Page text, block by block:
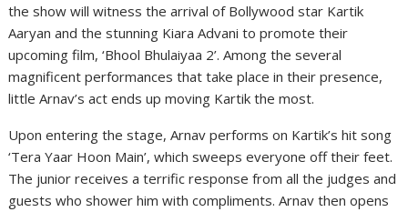
the show will witness the arrival of Bollywood star Kartik
Aaryan and the stunning Kiara Advani to promote their
upcoming film, ‘Bhool Bhulaiyaa 2’. Among the several
magnificent performances that take place in their presence,
little Arnav’s act ends up moving Kartik the most.
Upon entering the stage, Arnav performs on Kartik’s hit song
‘Tera Yaar Hoon Main’, which sweeps everyone off their feet.
The junior receives a terrific response from all the judges and
guests who shower him with compliments. Arnav then opens